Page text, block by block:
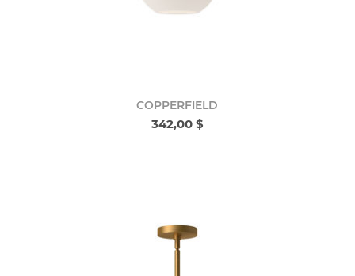
COPPERFIELD
342,00 $